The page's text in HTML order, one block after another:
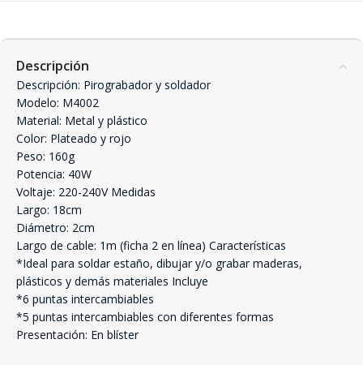
Descripción
Descripción: Pirograbador y soldador
Modelo: M4002
Material: Metal y plástico
Color: Plateado y rojo
Peso: 160g
Potencia: 40W
Voltaje: 220-240V Medidas
Largo: 18cm
Diámetro: 2cm
Largo de cable: 1m (ficha 2 en línea) Características
*Ideal para soldar estaño, dibujar y/o grabar maderas,
plásticos y demás materiales Incluye
*6 puntas intercambiables
*5 puntas intercambiables con diferentes formas
Presentación: En blíster